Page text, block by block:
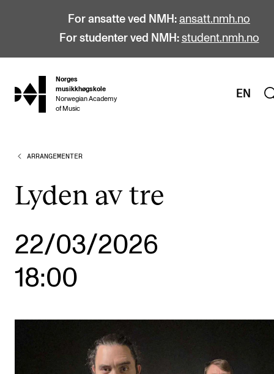
For ansatte ved NMH: ansatt.nmh.no
For studenter ved NMH: student.nmh.no
hjem
Norges
musikkhøgskole
Norwegian Academy
of Music
EN
STUDIER
Bachelor
Doktorgrad
Årsstudium og videreutdanning
ARRANGEMENTER
Lyden av tre
22/03/2026
18:00